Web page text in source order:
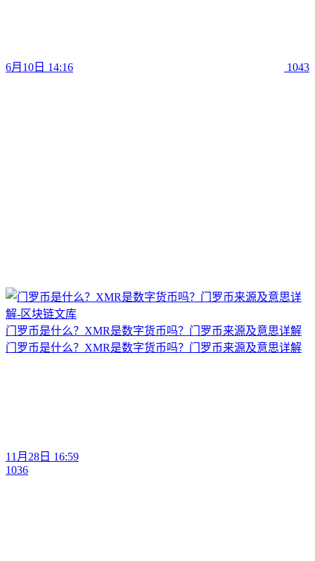
6月10日 14:16 1043
门罗币是什么？XMR是数字货币吗？门罗币来源及意思详解
门罗币是什么？XMR是数字货币吗？门罗币来源及意思详解
11月28日 16:59
1036